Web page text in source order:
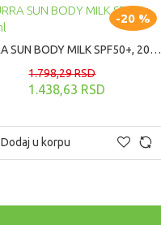
-20 %
BURRA SUN BODY MILK SPF50+, 200ml
1.438,63 RSD
1.798,29 RSD
Dodaj u korpu